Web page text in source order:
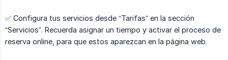
✅ Configura tus servicios desde “Tarifas” en la sección
“Servicios”. Recuerda asignar un tiempo y activar el proceso de
reserva online, para que estos aparezcan en la página web.